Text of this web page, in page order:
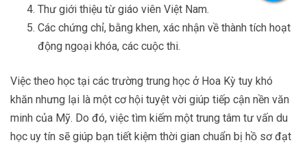
Thư giới thiệu từ giáo viên Việt Nam.
Các chứng chỉ, bằng khen, xác nhận về thành tích hoạt
động ngoại khóa, các cuộc thi.
Việc theo học tại các trường trung học ở Hoa Kỳ tuy khó
khăn nhưng lại là một cơ hội tuyệt vời giúp tiếp cận nền văn
minh của Mỹ. Do đó, việc tìm kiếm một trung tâm tư vấn du
học uy tín sẽ giúp bạn tiết kiệm thời gian chuẩn bị hồ sơ đạt